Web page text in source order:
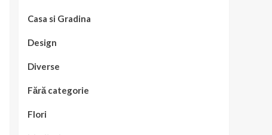
Casa si Gradina
Design
Diverse
Fără categorie
Flori